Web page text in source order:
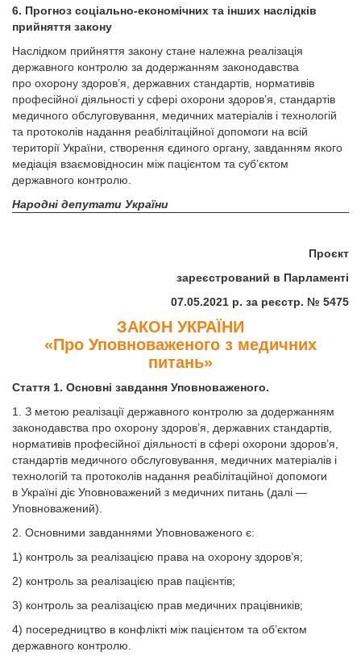
6. Прогноз соціально-економічних та інших наслідків
прий­няття закону
Наслідком прийняття закону стане належна реалізація
державного контролю за додержанням законодавства
про охорону здоров’я, державних стандартів, нормативів
професійної діяльності у сфері охорони здоров’я, стандартів
медичного обслуговування, медичних матеріалів і технологій
та протоколів надання реабілітаційної допомоги на всій
території України, створення єдиного органу, завданням якого
медіація взаємовідносин між пацієнтом та суб’єктом
державного контролю.
Народні депутати України
Проєкт
зареєстрований в Парламенті
07.05.2021 р. за реєстр. № 5475
ЗАКОН УКРАЇНИ
«Про Уповноваженого з медичних
питань»
Стаття 1. Основні завдання Уповноваженого.
1. З метою реалізації державного контролю за додержанням
законодавства про охорону здоров’я, державних стандартів,
нормативів професійної діяльності в сфері охорони здоров’я,
стандартів медичного обслуговування, медичних матеріалів і
технологій та протоколів надання реабілітаційної допомоги
в Україні діє Уповноважений з медичних питань (далі —
Уповноважений).
2. Основними завданнями Уповноваженого є:
1) контроль за реалізацією права на охорону здоров’я;
2) контроль за реалізацією прав пацієнтів;
3) контроль за реалізацією прав медичних працівників;
4) посередництво в конфлікті між пацієнтом та об’єктом
державного контролю.